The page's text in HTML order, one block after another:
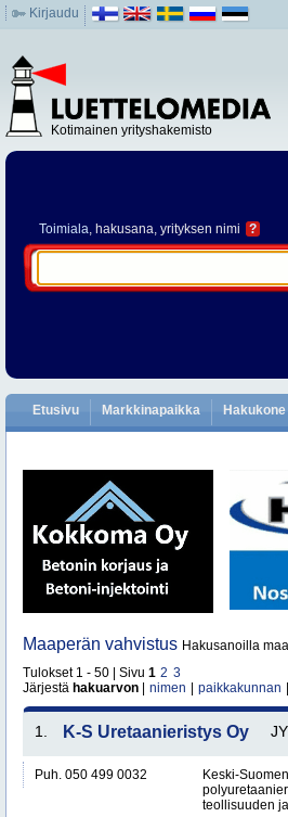
Kirjaudu
Kotimainen yrityshakemisto
Toimiala, hakusana, yrityksen nimi ?
Etusivu Markkinapaikka Hakukone
Maaperän vahvistus Hakusanoilla
Tulokset 1 - 50 | Sivu 1 2 3
Järjestä hakuarvon nimen paikkakunnan
1. K-S Uretaanieristys Oy
Puh. 050 499 0032
Keski-
teollisuuden